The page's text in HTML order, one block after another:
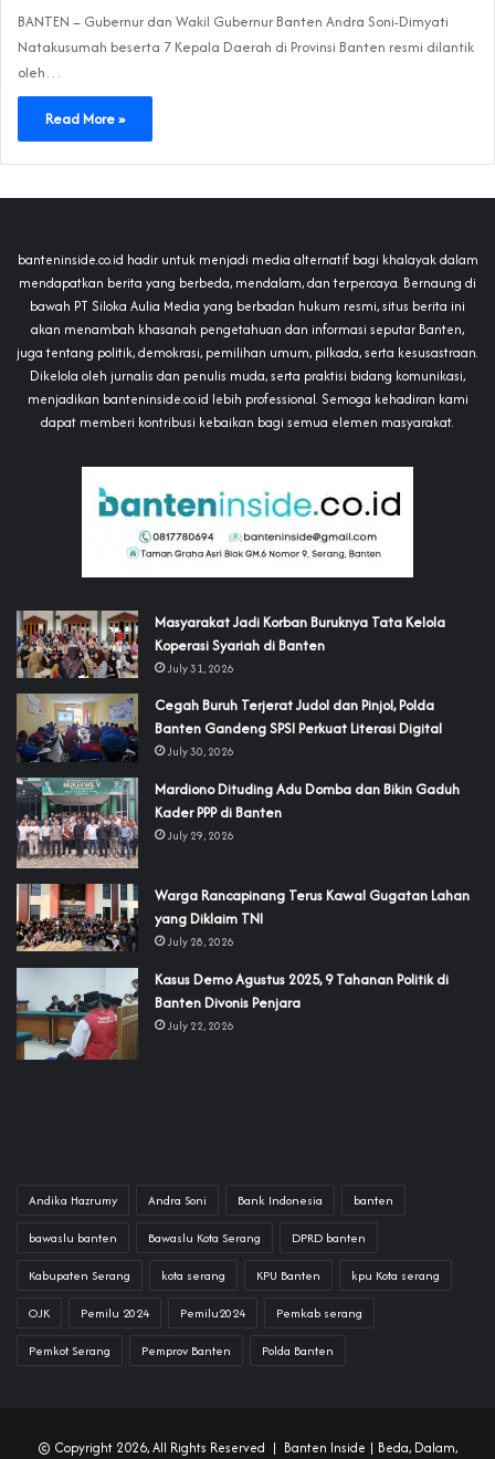
BANTEN – Gubernur dan Wakil Gubernur Banten Andra Soni-Dimyati
Natakusumah beserta 7 Kepala Daerah di Provinsi Banten resmi dilantik
oleh…
Read More »
banteninside.co.id hadir untuk menjadi media alternatif bagi khalayak dalam
mendapatkan berita yang berbeda, mendalam, dan terpercaya. Bernaung di
bawah PT Siloka Aulia Media yang berbadan hukum resmi, situs berita ini
akan menambah khasanah pengetahuan dan informasi seputar Banten,
juga tentang politik, demokrasi, pemilihan umum, pilkada, serta kesusastraan.
Dikelola oleh jurnalis dan penulis muda, serta praktisi bidang komunikasi,
menjadikan banteninside.co.id lebih professional. Semoga kehadiran kami
dapat memberi kontribusi kebaikan bagi semua elemen masyarakat.
‎Masyarakat Jadi Korban Buruknya Tata Kelola
Koperasi Syariah di Banten
July 31, 2026
Cegah Buruh Terjerat Judol dan Pinjol, Polda
Banten Gandeng SPSI Perkuat Literasi Digital
July 30, 2026
‎Mardiono Dituding Adu Domba dan Bikin Gaduh
Kader PPP di Banten
July 29, 2026
‎Warga Rancapinang Terus Kawal Gugatan Lahan
yang Diklaim TNI‎‎
July 28, 2026
‎Kasus Demo Agustus 2025, 9 Tahanan Politik di
Banten Divonis Penjara
July 22, 2026
Andika Hazrumy Andra Soni Bank Indonesia banten
bawaslu banten Bawaslu Kota Serang DPRD banten
Kabupaten Serang kota serang KPU Banten kpu Kota serang
OJK Pemilu 2024 Pemilu2024 Pemkab serang
Pemkot Serang Pemprov Banten Polda Banten
© Copyright 2026, All Rights Reserved | Banten Inside | Beda, Dalam,